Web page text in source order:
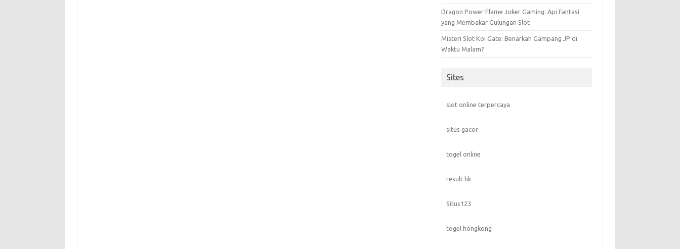
Dragon Power Flame Joker Gaming: Api Fantasi
yang Membakar Gulungan Slot
Misteri Slot Koi Gate: Benarkah Gampang JP di
Waktu Malam?
Sites
slot online terpercaya
situs gacor
togel online
result hk
Situs123
togel hongkong